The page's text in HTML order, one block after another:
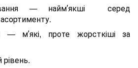
— наймʼякші серед
— мʼякі, проте жорсткіші за